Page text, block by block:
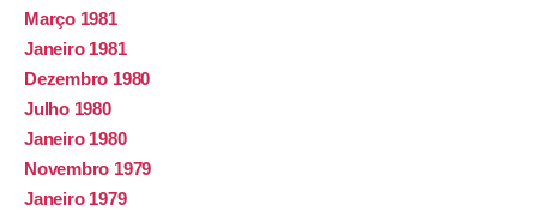
Março 1981
Janeiro 1981
Dezembro 1980
Julho 1980
Janeiro 1980
Novembro 1979
Janeiro 1979